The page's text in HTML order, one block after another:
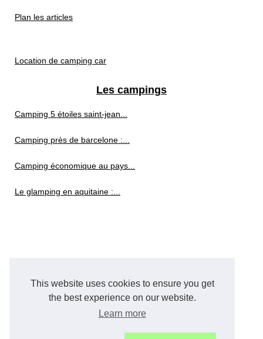
This website uses cookies to ensure you get
the best experience on our website.
Learn more
Plan les articles
Location de camping car
Les campings
Camping 5 étoiles saint-jean...
Camping près de barcelone :...
Camping économique au pays...
Le glamping en aquitaine :...